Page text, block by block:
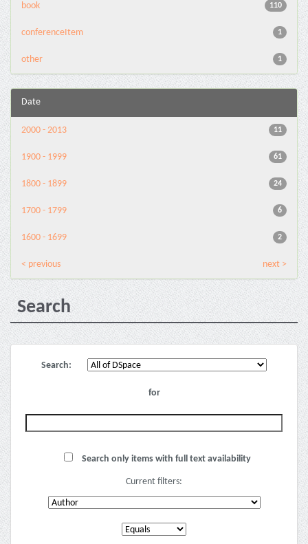
110
book
1
conferenceItem
1
other
Date
11
2000 - 2013
61
1900 - 1999
24
1800 - 1899
6
1700 - 1799
2
1600 - 1699
< previous next >
Search
Search:
for
Search only items with full text availability
Current filters: